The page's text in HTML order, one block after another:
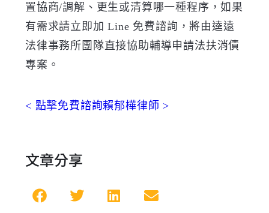
置協商/調解、更生或清算哪一種程序，如果
有需求請立即加 Line 免費諮詢，將由逵遠
法律事務所團隊直接協助輔導申請法扶消債
專案。
< 點擊免費諮詢賴郁樺律師 >
文章分享